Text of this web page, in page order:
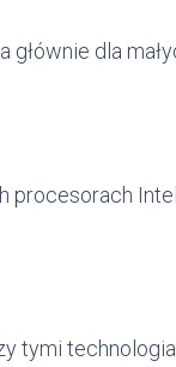
głównie dla
procesorach
tymi